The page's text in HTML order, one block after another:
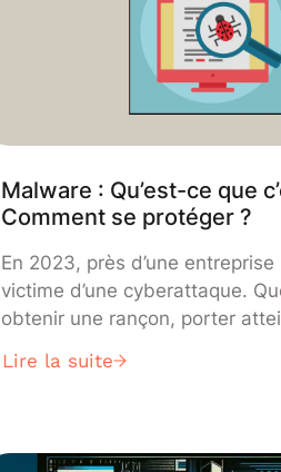
Malware : Qu’est-ce que
Comment se protéger ?
En 2023, près d’une
victime d’une cyberattaque.
obtenir une rançon, porter
activité, les pirates
cyberattaques se
Lire la suite